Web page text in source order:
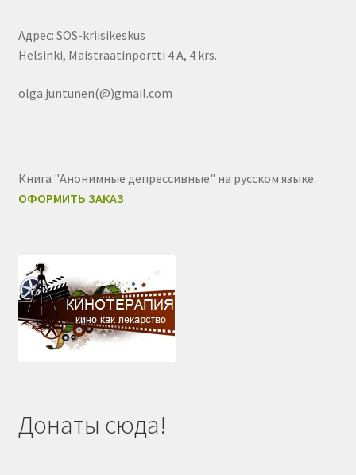
Адрес: SOS-kriisikeskus
Helsinki, Maistraatinportti 4 A, 4 krs.
olga.juntunen(@)gmail.com
Книга "Анонимные депрессивные" на русском языке.
ОФОРМИТЬ ЗАКАЗ
Донаты сюда!